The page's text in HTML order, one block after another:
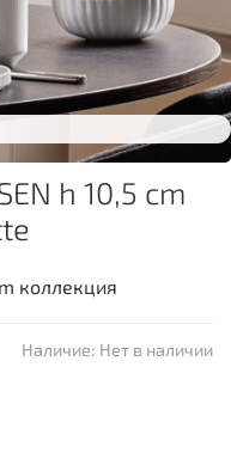
Наличие: Нет в наличии
h 10,5 cm
коллекция